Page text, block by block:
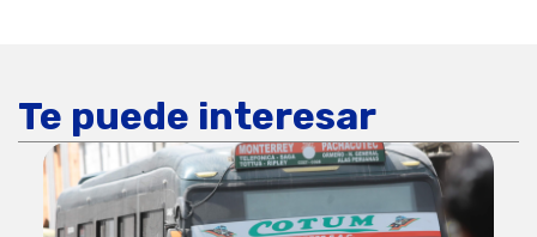
Te puede interesar